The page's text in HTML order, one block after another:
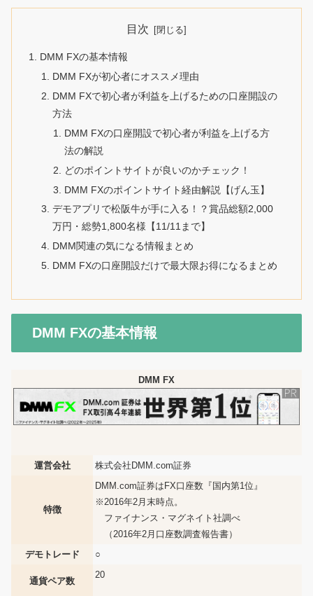
目次
DMM FXの基本情報
DMM FXが初心者にオススメ理由
DMM FXで初心者が利益を上げるための口座開設の
方法
DMM FXの口座開設で初心者が利益を上げる方
法の解説
どのポイントサイトが良いのかチェック！
DMM FXのポイントサイト経由解説【げん玉】
デモアプリで松阪牛が手に入る！？賞品総額2,000
万円・総勢1,800名様【11/11まで】
DMM関連の気になる情報まとめ
DMM FXの口座開設だけで最大限お得になるまとめ
DMM FXの基本情報
DMM FX
運営会社 株式会社DMM.com証券
特徴
DMM.com証券はFX口座数『国内第1位』
※2016年2月末時点。
ファイナンス・マグネイト社調べ
（2016年2月口座数調査報告書）
デモトレード
○
通貨ペア数
20